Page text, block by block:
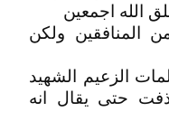
الله اجمعين
المنافقين ولكن
الزعيم الشهيد
حتى يقال انه